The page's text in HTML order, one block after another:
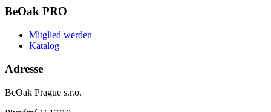
BeOak PRO
Mitglied werden
Katalog
Adresse
BeOak Prague s.r.o.